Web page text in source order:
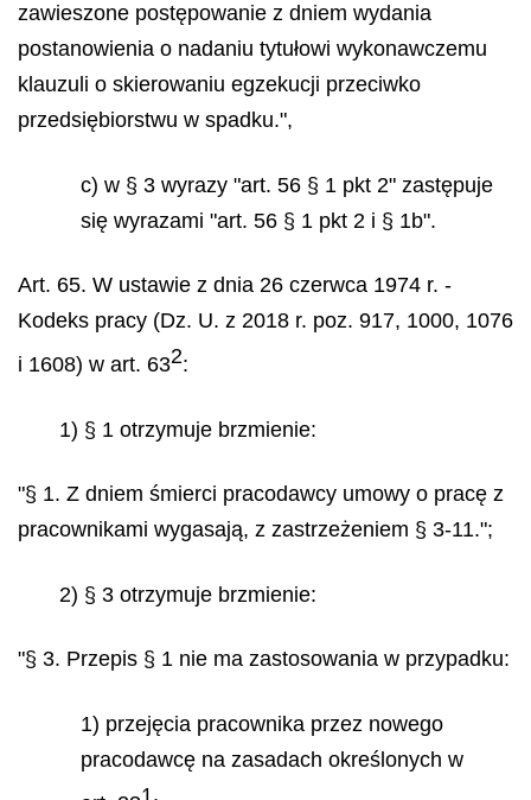
zawieszone postępowanie z dniem wydania
postanowienia o nadaniu tytułowi wykonawczemu
klauzuli o skierowaniu egzekucji przeciwko
przedsiębiorstwu w spadku.",
c) w § 3 wyrazy "art. 56 § 1 pkt 2" zastępuje
się wyrazami "art. 56 § 1 pkt 2 i § 1b".
Art. 65. W ustawie z dnia 26 czerwca 1974 r. -
Kodeks pracy (Dz. U. z 2018 r. poz. 917, 1000, 1076
i 1608) w art. 632:
1) § 1 otrzymuje brzmienie:
"§ 1. Z dniem śmierci pracodawcy umowy o pracę z
pracownikami wygasają, z zastrzeżeniem § 3-11.";
2) § 3 otrzymuje brzmienie:
"§ 3. Przepis § 1 nie ma zastosowania w przypadku:
1) przejęcia pracownika przez nowego
pracodawcę na zasadach określonych w
1